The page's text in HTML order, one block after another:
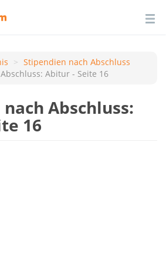
Stipendien nach Аbschluss
Abitur - Seite 16
Abschluss:
16